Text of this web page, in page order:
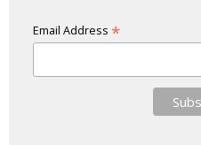
Email Address *